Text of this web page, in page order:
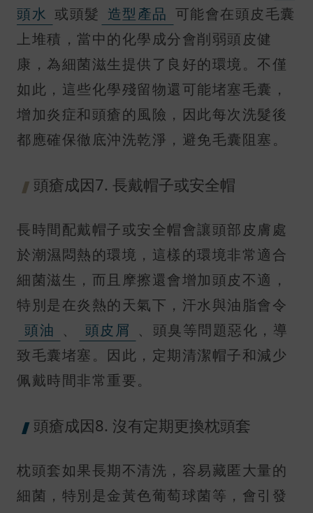
頭水 或頭髮 造型產品 可能會在頭皮毛囊
上堆積，當中的化學成分會削弱頭皮健
康，為細菌滋生提供了良好的環境。不僅
如此，這些化學殘留物還可能堵塞毛囊，
增加炎症和頭瘡的風險，因此每次洗髮後
都應確保徹底沖洗乾淨，避免毛囊阻塞。
頭瘡成因7. 長戴帽子或安全帽
長時間配戴帽子或安全帽會讓頭部皮膚處
於潮濕悶熱的環境，這樣的環境非常適合
細菌滋生，而且摩擦還會增加頭皮不適，
特別是在炎熱的天氣下，汗水與油脂會令
頭油 、 頭皮屑 、頭臭等問題惡化，導
致毛囊堵塞。因此，定期清潔帽子和減少
佩戴時間非常重要。
頭瘡成因8. 沒有定期更換枕頭套
枕頭套如果長期不清洗，容易藏匿大量的
細菌，特別是金黃色葡萄球菌等，會引發